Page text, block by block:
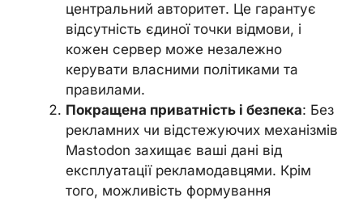
центральний авторитет. Це гарантує
відсутність єдиної точки відмови, і
кожен сервер може незалежно
керувати власними політиками та
правилами.
Покращена приватність і безпека: Без
рекламних чи відстежуючих механізмів
Mastodon захищає ваші дані від
експлуатації рекламодавцями. Крім
того, можливість формування